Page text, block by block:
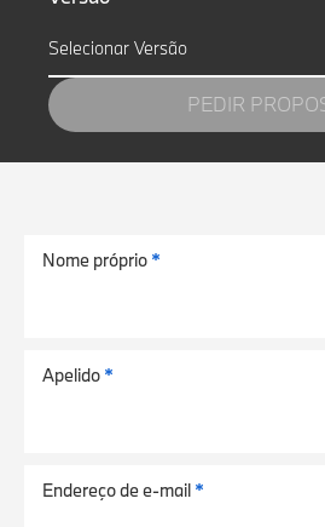
Selecionar Versão
PEDIR
Nome próprio *
Apelido *
Endereço de e-mail *
Nome próprio *
Apelido *
Endereço de e-mail *